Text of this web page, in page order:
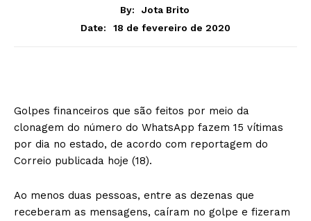
By:
Jota Brito
Date:
18 de fevereiro de 2020
Golpes financeiros que são feitos por meio da
clonagem do número do WhatsApp fazem 15 vítimas
por dia no estado, de acordo com reportagem do
Correio publicada hoje (18).
Ao menos duas pessoas, entre as dezenas que
receberam as mensagens, caíram no golpe e fizeram